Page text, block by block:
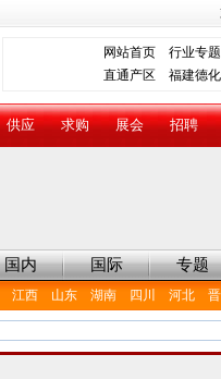
网站首页
行业专题
直通产区 福建德化
供应 求购 展会 招聘
国内 国际 专题
江西 山东 湖南 四川 河北